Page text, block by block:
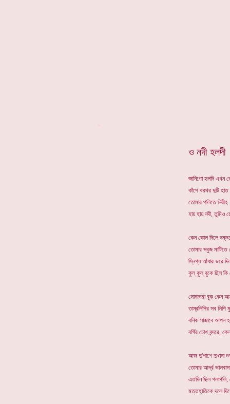
ও নদী
জানিগো হলদি এখন
কাঁপে থরথর দুটি
তোমার পলিতে নিরীহ
হায় হায় নদী, তুমিও
কেন কোল দিলে
তোমার সবুজ মাটিতে
স্নিগ্ধ আঁধার ভরে দিল
কুল্ কুল্ বুকে ছিল কি
সোনাভরা বুক কেন
তাম্রলিপির সব লিপি
বনিক সাজাবে আপন
বর্গির চোখ বন্দরে,
আজ দু'পাশে দুখানা
তোমার আর্দ্র
এতদিন ছিল গলাগলি,
মত্তহাতিকে দলে